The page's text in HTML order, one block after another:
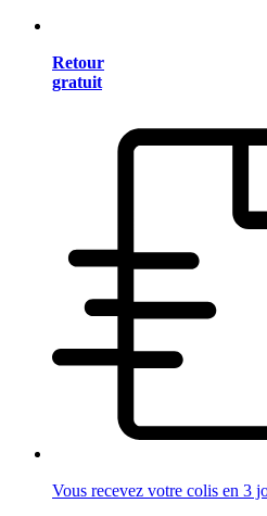
Retour
gratuit
Vous recevez votre colis en 3